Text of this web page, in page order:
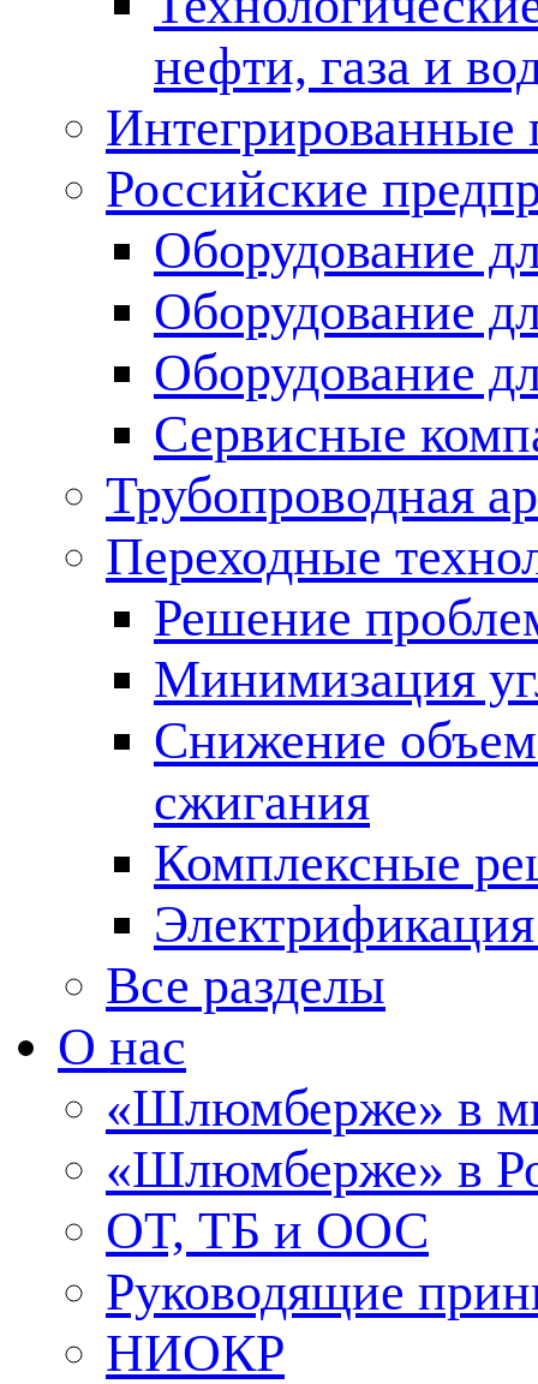
нефти, газа и
Российские
Оборудование
Оборудование
Оборудование
Сервисные
Трубопроводная
Переходные
Решение
Минимизация
Снижение
сжигания
Комплексные
Все разделы
О нас
«Шлюмберже» в
«Шлюмберже» в
ОТ, ТБ и ООС
Руководящие
НИОКР